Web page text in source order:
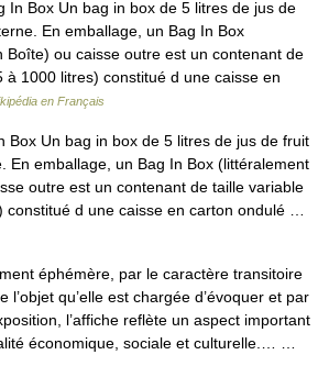
In Box Un bag in box de 5 litres de jus de
En emballage, un Bag In Box
Boîte) ou caisse outre est un contenant de
à 1000 litres) constitué d une caisse en
en Français
Un bag in box de 5 litres de jus de fruit
En emballage, un Bag In Box (littéralement
outre est un contenant de taille variable
constitué d une caisse en carton ondulé …
éphémère, par le caractère transitoire
l’objet qu’elle est chargée d’évoquer et par
l’affiche reflète un aspect important
économique, sociale et culturelle.… …